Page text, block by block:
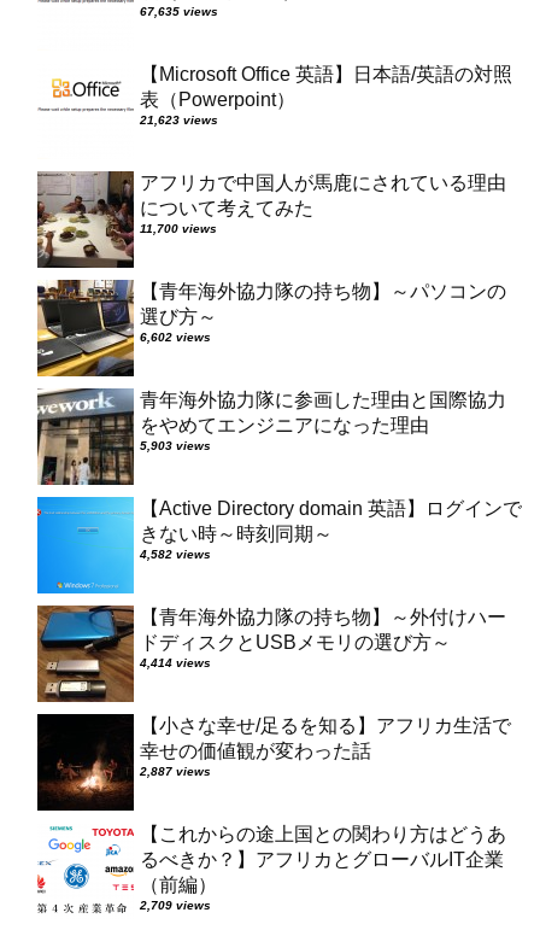
67,635 views
【Microsoft Office 英語】日本語/英語の対照
表（Powerpoint）
21,623 views
アフリカで中国人が馬鹿にされている理由
について考えてみた
11,700 views
【青年海外協力隊の持ち物】～パソコンの
選び方～
6,602 views
青年海外協力隊に参画した理由と国際協力
をやめてエンジニアになった理由
5,903 views
【Active Directory domain 英語】ログインで
きない時～時刻同期～
4,582 views
【青年海外協力隊の持ち物】～外付けハー
ドディスクとUSBメモリの選び方～
4,414 views
【小さな幸せ/足るを知る】アフリカ生活で
幸せの価値観が変わった話
2,887 views
【これからの途上国との関わり方はどうあ
るべきか？】アフリカとグローバルIT企業
（前編）
2,709 views